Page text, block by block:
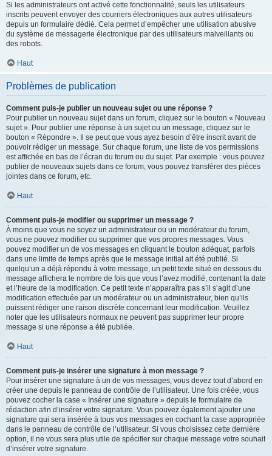
Si les administrateurs ont activé cette fonctionnalité, seuls les utilisateurs
inscrits peuvent envoyer des courriers électroniques aux autres utilisateurs
depuis un formulaire dédié. Cela permet d’empêcher une utilisation abusive
du système de messagerie électronique par des utilisateurs malveillants ou
des robots.
Haut
Problèmes de publication
Comment puis-je publier un nouveau sujet ou une réponse ?
Pour publier un nouveau sujet dans un forum, cliquez sur le bouton « Nouveau
sujet ». Pour publier une réponse à un sujet ou un message, cliquez sur le
bouton « Répondre ». Il se peut que vous ayez besoin d’être inscrit avant de
pouvoir rédiger un message. Sur chaque forum, une liste de vos permissions
est affichée en bas de l’écran du forum ou du sujet. Par exemple : vous pouvez
publier de nouveaux sujets dans ce forum, vous pouvez transférer des pièces
jointes dans ce forum, etc.
Haut
Comment puis-je modifier ou supprimer un message ?
À moins que vous ne soyez un administrateur ou un modérateur du forum,
vous ne pouvez modifier ou supprimer que vos propres messages. Vous
pouvez modifier un de vos messages en cliquant le bouton adéquat, parfois
dans une limite de temps après que le message initial ait été publié. Si
quelqu’un a déjà répondu à votre message, un petit texte situé en dessous du
message affichera le nombre de fois que vous l’avez modifié, contenant la date
et l’heure de la modification. Ce petit texte n’apparaîtra pas s’il s’agit d’une
modification effectuée par un modérateur ou un administrateur, bien qu’ils
puissent rédiger une raison discrète concernant leur modification. Veuillez
noter que les utilisateurs normaux ne peuvent pas supprimer leur propre
message si une réponse a été publiée.
Haut
Comment puis-je insérer une signature à mon message ?
Pour insérer une signature à un de vos messages, vous devez tout d’abord en
créer une depuis le panneau de contrôle de l’utilisateur. Une fois créée, vous
pouvez cocher la case « Insérer une signature » depuis le formulaire de
rédaction afin d’insérer votre signature. Vous pouvez également ajouter une
signature qui sera insérée à tous vos messages en cochant la case appropriée
dans le panneau de contrôle de l’utilisateur. Si vous choisissez cette dernière
option, il ne vous sera plus utile de spécifier sur chaque message votre souhait
d’insérer votre signature.